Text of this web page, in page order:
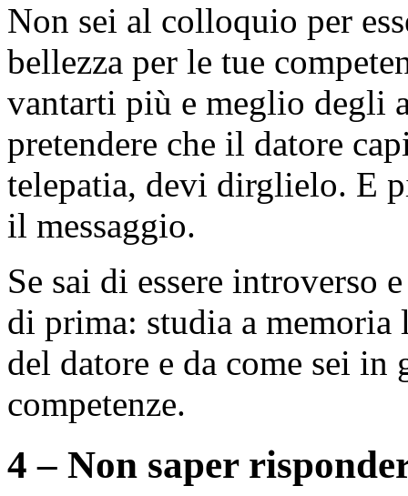
Non sei al colloquio per
bellezza per le tue
vantarti più e meglio degli
pretendere che il datore
telepatia, devi dirglielo. E
il messaggio.
Se sai di essere introverso
di prima: studia a memoria
del datore e da come sei
competenze.
4 – Non saper